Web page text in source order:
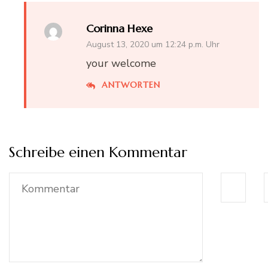
Corinna Hexe
August 13, 2020 um 12:24 p.m. Uhr
ANTWORTEN
your welcome
Schreibe einen Kommentar